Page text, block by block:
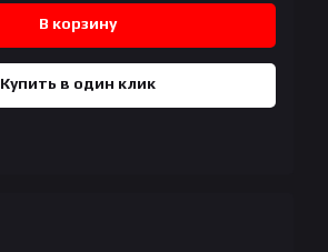
В корзину
Купить в один клик